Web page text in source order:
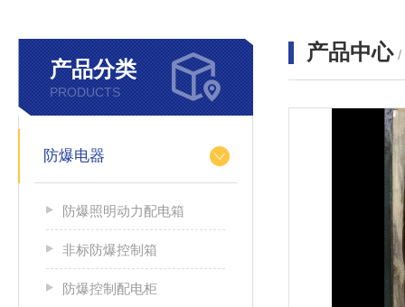
产品分类
PRODUCTS
防爆电器
防爆照明动力配电箱
非标防爆控制箱
防爆控制配电柜
产品中心 /